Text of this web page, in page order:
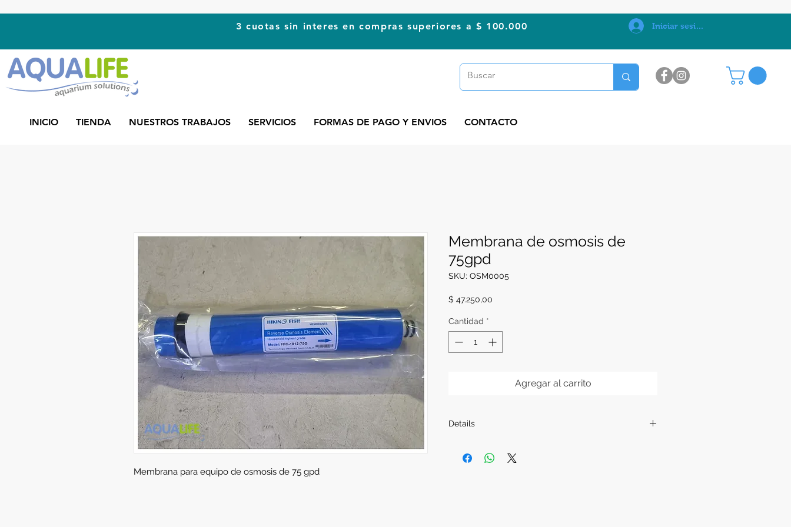
3 cuotas sin interes en compras superiores a $ 100.000 Iniciar sesión
INICIO TIENDA NUESTROS TRABAJOS SERVICIOS FORMAS DE PAGO Y ENVIOS CONTACTO
Membrana para equipo de osmosis de 75 gpd
Membrana de osmosis de
75gpd
SKU: OSM0005
$ 47.250,00
Cantidad *
Agregar al carrito
Details